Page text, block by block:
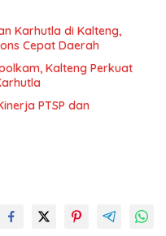
Karhutla di Kalteng,
Cepat Daerah
Kalteng Perkuat
PTSP dan